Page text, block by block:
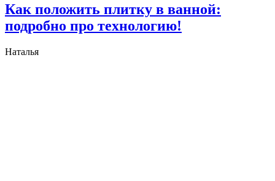
Как положить плитку в ванной:
подробно про технологию!
Наталья